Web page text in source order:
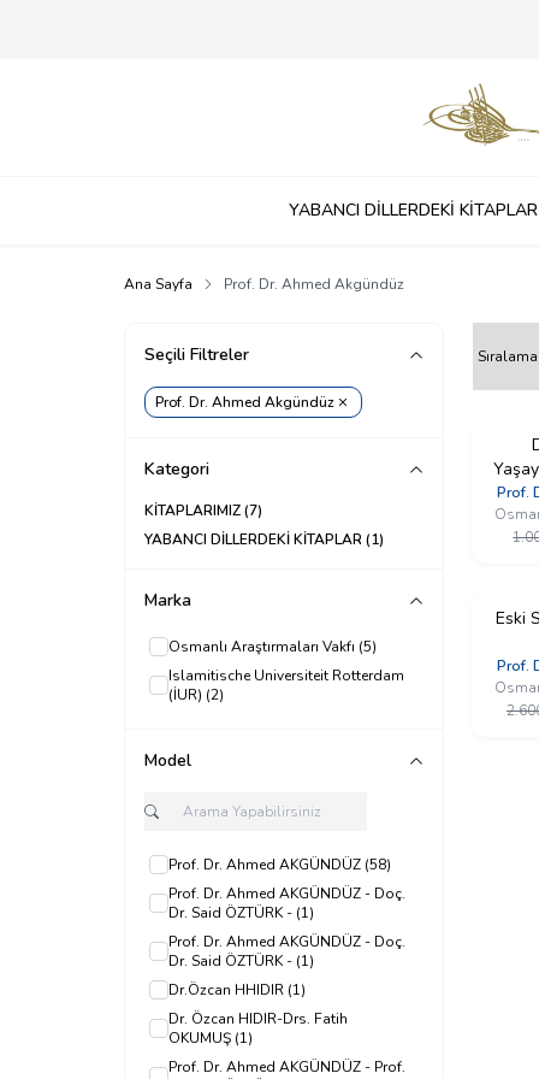
YABANCI DİLLERDEKİ KİTAPLAR
Ana Sayfa Prof. Dr. Ahmed Akgündüz
Seçili Filtreler
Prof. Dr. Ahmed Akgündüz
Kategori
KİTAPLARIMIZ(7)
YABANCI DİLLERDEKİ KİTAPLAR(1)
Marka
Osmanlı Araştırmaları Vakfı (5)
Islamitische Universiteit Rotterdam
(İUR) (2)
Model
Prof. Dr. Ahmed AKGÜNDÜZ (58)
Prof. Dr. Ahmed AKGÜNDÜZ - Doç.
Dr. Said ÖZTÜRK - (1)
Prof. Dr. Ahmed AKGÜNDÜZ - Doç.
Dr. Said ÖZTÜRK - (1)
Dr.Özcan HHIDIR (1)
Dr. Özcan HIDIR-Drs. Fatih
OKUMUŞ (1)
Prof. Dr. Ahmed AKGÜNDÜZ - Prof.
İndirim
YENI
Prof.
%40
YENI
Eski
Prof.